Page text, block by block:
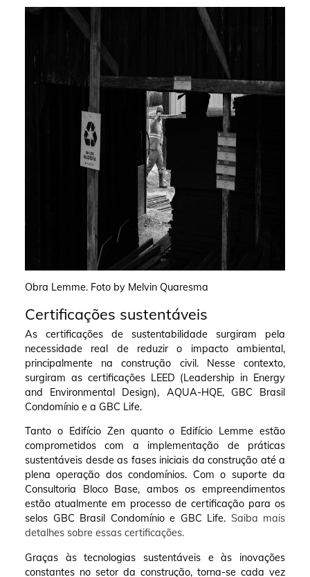
Obra Lemme. Foto by Melvin Quaresma
Certificações sustentáveis
As certificações de sustentabilidade surgiram pela
necessidade real de reduzir o impacto ambiental,
principalmente na construção civil. Nesse contexto,
surgiram as certificações LEED (Leadership in Energy
and Environmental Design), AQUA-HQE, GBC Brasil
Condomínio e a GBC Life.
Tanto o Edifício Zen quanto o Edifício Lemme estão
comprometidos com a implementação de práticas
sustentáveis desde as fases iniciais da construção até a
plena operação dos condomínios. Com o suporte da
Consultoria Bloco Base, ambos os empreendimentos
estão atualmente em processo de certificação para os
selos GBC Brasil Condomínio e GBC Life. Saiba mais
detalhes sobre essas certificações.
Graças às tecnologias sustentáveis e às inovações
constantes no setor da construção, torna-se cada vez